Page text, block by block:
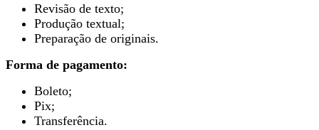
Revisão de texto;
Produção textual;
Preparação de originais.
Forma de pagamento:
Boleto;
Pix;
Transferência.